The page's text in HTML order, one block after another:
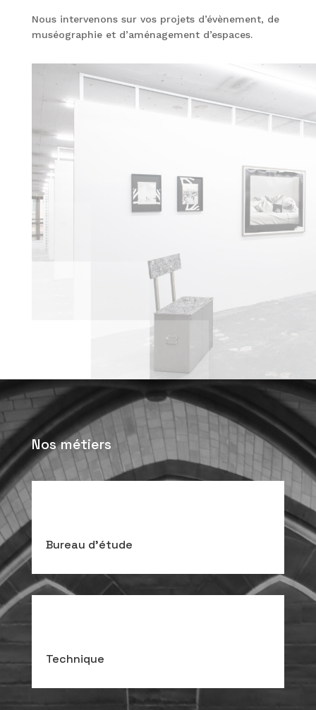
Nous intervenons sur vos projets d’évènement, de
muséographie et d’aménagement d’espaces.
Nos métiers
Bureau d’étude
Technique